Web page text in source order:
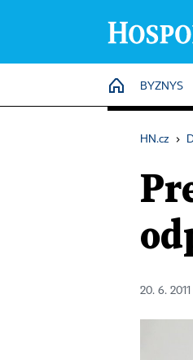
HOME
BYZNYS
HN.cz ›
20. 6.